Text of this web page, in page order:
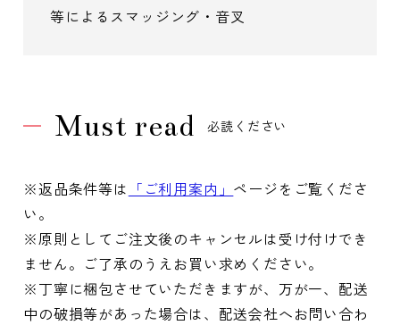
等によるスマッジング・音叉
Must read 必読ください
※返品条件等は 「ご利用案内」 ページをご覧くださ
い。
※原則としてご注文後のキャンセルは受け付けでき
ません。ご了承のうえお買い求めください。
※丁寧に梱包させていただきますが、万が一、配送
中の破損等があった場合は、配送会社へお問い合わ